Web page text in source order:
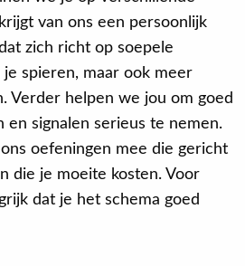
van ons een persoonlijk
zich richt op soepele
spieren, maar ook meer
Verder helpen we jou om goed
en signalen serieus te nemen.
oefeningen mee die gericht
die je moeite kosten. Voor
dat je het schema goed